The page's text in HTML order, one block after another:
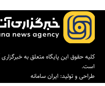
کلیه حقوق این پایگاه متعلق به خبرگزاری
است.
طراحی و تولید: ایران سامانه